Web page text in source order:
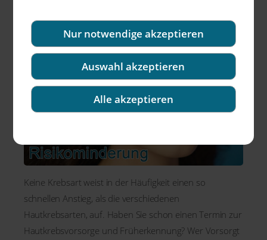
Nur notwendige akzeptieren
Auswahl akzeptieren
Alle akzeptieren
Keine Krebsart weist in der Häufigkeit einen so
schnellen Anstieg, als die verschiedenen
Hautkrebsarten, auf. Haben Sie schon einen Termin zur
Hautkrebsvorsorge und Früherkennung? Wer Vorsorgt